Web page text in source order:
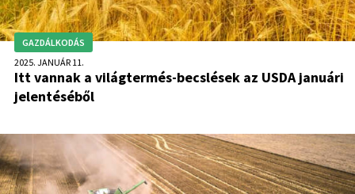
GAZDÁLKODÁS
2025. JANUÁR 11.
Itt vannak a világtermés-becslések az USDA januári
jelentéséből